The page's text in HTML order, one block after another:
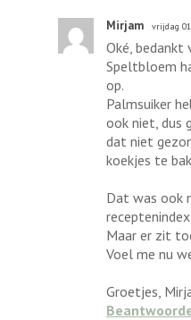
Mirjam vrijdag
Oké, bedankt
Speltbloem
op.
Palmsuiker
ook niet, dus
dat niet
koekjes te
Dat was ook
Maar er zit
Voel me nu
Groetjes,